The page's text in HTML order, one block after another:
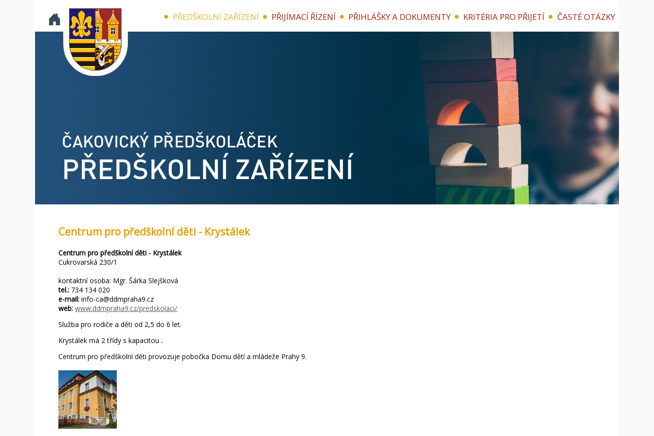
PŘEDŠKOLNÍ ZAŘÍZENÍ PŘIJÍMACÍ ŘÍZENÍ PŘIHLÁŠKY A DOKUMENTY KRITÉRIA PRO PŘIJETÍ ČASTÉ OTÁZKY
Centrum pro předškolní děti - Krystálek
Centrum pro předškolní děti - Krystálek
Cukrovarská 230/1
kontaktní osoba: Mgr. Šárka Slejšková
tel.: 734 134 020
e-mail: info-ca@ddmpraha9.cz
web: www.ddmpraha9.cz/predskolaci/
Služba pro rodiče a děti od 2,5 do 6 let.
Krystálek má 2 třídy s kapacitou .
Centrum pro předškolní děti provozuje pobočka Domu dětí a mládeže Prahy 9.